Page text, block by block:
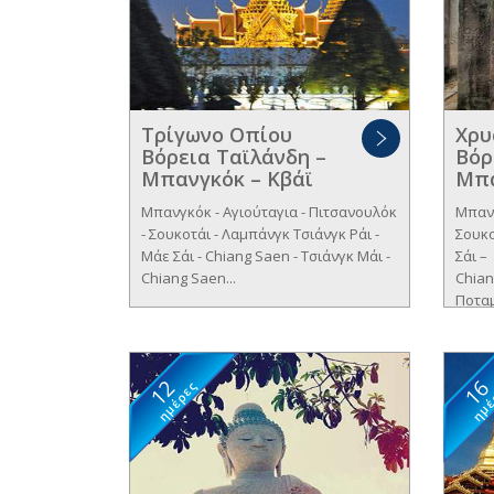
Τρίγωνο Οπίου
Βόρεια Ταϊλάνδη –
Μπανγκόκ – Κβάϊ
Μπανγκόκ - Αγιούταγια - Πιτσανουλόκ
- Σουκοτάι - Λαμπάνγκ Τσιάνγκ Ράι -
Μάε Σάι - Chiang Saen - Τσιάνγκ Μάι -
Chiang Saen...
Σάι –
ημέρες
12